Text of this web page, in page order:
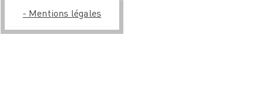
- Mentions légales